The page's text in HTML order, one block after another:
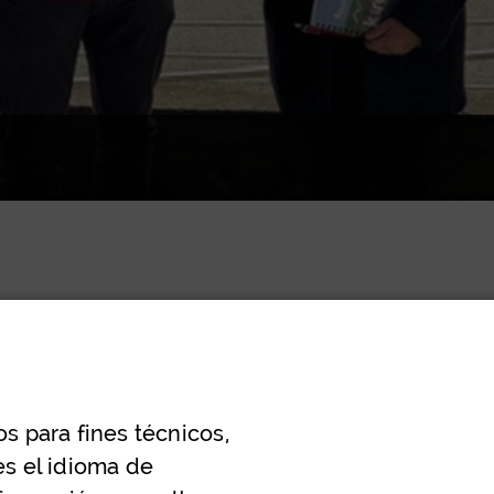
para fines técnicos,
el idioma de